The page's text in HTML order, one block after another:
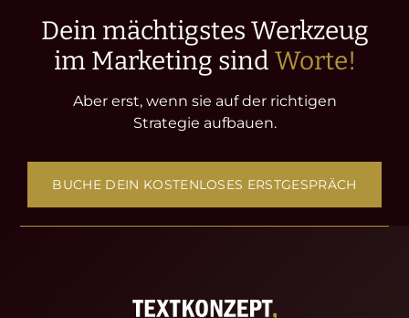
Dein mächtigstes Werkzeug
im Marketing sind Worte!
Aber erst, wenn sie auf der richtigen
Strategie aufbauen.
BUCHE DEIN KOSTENLOSES ERSTGESPRÄCH